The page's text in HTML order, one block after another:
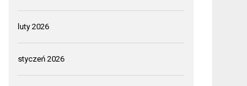
luty 2026
styczeń 2026